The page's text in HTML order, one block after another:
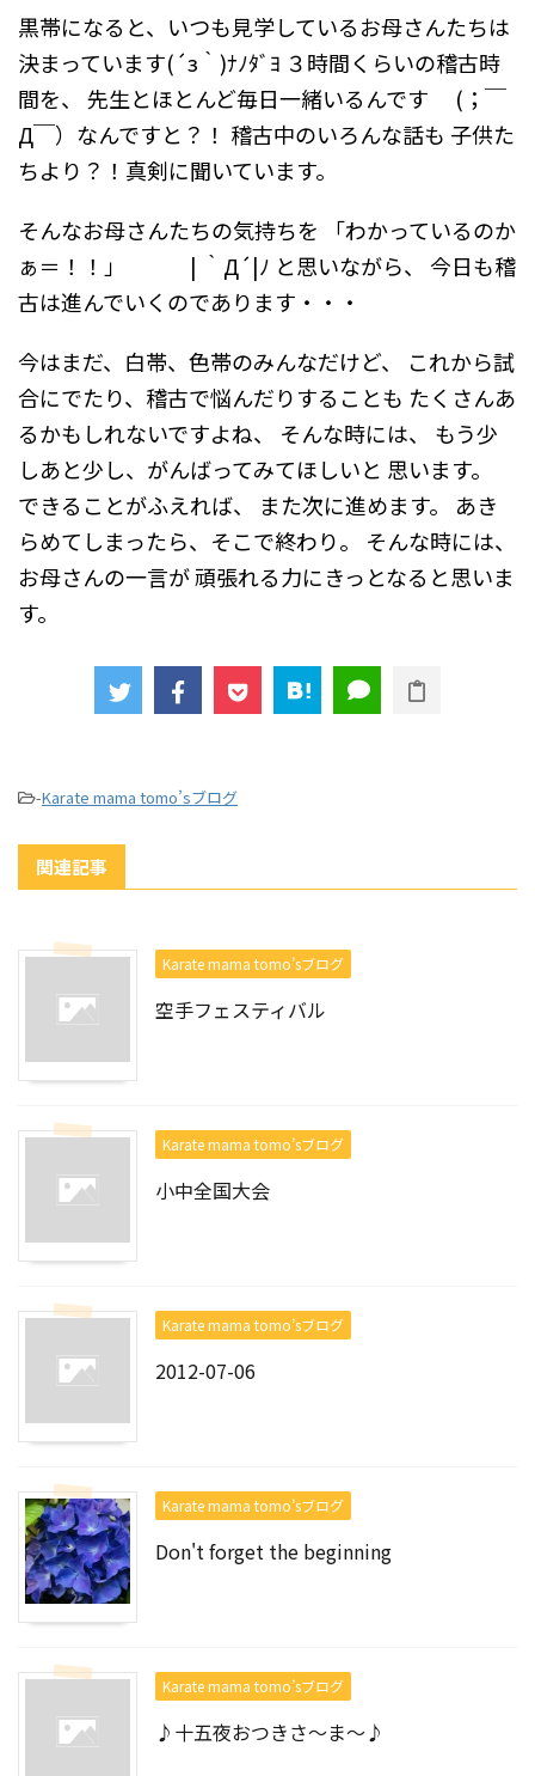
黒帯になると、いつも見学しているお母さんたちは
決まっています(´з｀)ﾅﾉﾀﾞﾖ ３時間くらいの稽古時
間を、
先生とほとんど毎日一緒いるんです (；￣
Д￣）なんですと？！ 稽古中のいろんな話も 子供た
ちより？！真剣に聞いています。
そんなお母さんたちの気持ちを 「わかっているのか
ぁ＝！！」 | ｀Д´|ﾉ と思いながら、
今日も稽
古は進んでいくのであります・・・
今はまだ、白帯、色帯のみんなだけど、
これから試
合にでたり、稽古で悩んだりすることも たくさんあ
るかもしれないですよね、
そんな時には、
もう少
しあと少し、がんばってみてほしいと 思います。
できることがふえれば、
また次に進めます。
あき
らめてしまったら、そこで終わり。
そんな時には、
お母さんの一言が頑張れる力にきっとなると思いま
す。
-Karate mama tomo’sブログ
関連記事
Karate mama tomo’sブログ
空手フェスティバル
Karate mama tomo’sブログ
小中全国大会
Karate mama tomo’sブログ
2012-07-06
Karate mama tomo’sブログ
Don't forget the beginning
Karate mama tomo’sブログ
♪十五夜おつきさ～ま～♪